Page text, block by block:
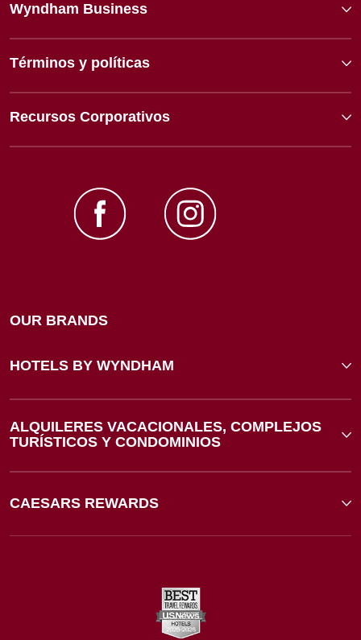
Wyndham Business
Términos y políticas
Recursos Corporativos
OUR BRANDS
HOTELS BY WYNDHAM
ALQUILERES VACACIONALES, COMPLEJOS
TURÍSTICOS Y CONDOMINIOS
CAESARS REWARDS